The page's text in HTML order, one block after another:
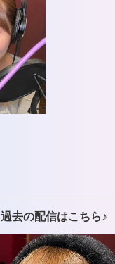
過去の配信はこちら♪